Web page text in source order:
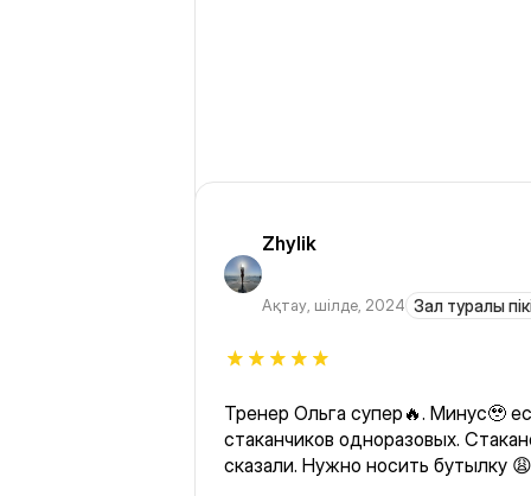
Zhylik
Ақтау, шілде, 2024 Зал туралы
Тренер Ольга супер🔥. Минус🥹
стаканчиков одноразовых.
сказали. Нужно носить бутылку